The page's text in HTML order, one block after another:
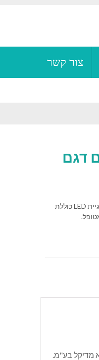
צור קשר
דגם
מנורת TULIP, מבית רפא מדיקל בע"מ. המנורה פועלת בטכנולוגיית LED כוללת
מדיקל בע"מ.